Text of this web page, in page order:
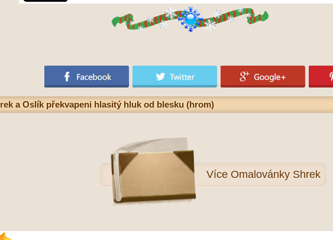
a Oslík překvapeni hlasitý hluk od blesku (hrom)
Více Omalovánky Shrek